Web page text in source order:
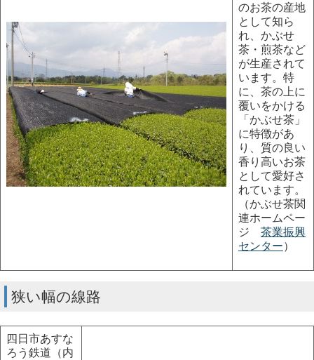
のお茶の産地
として知ら
れ、かぶせ
茶・煎茶など
が生産されて
います。特
に、茶の上に
覆いをかける
「かぶせ茶」
に特徴があ
り、質の良い
香り高いお茶
として愛好さ
れています。
（かぶせ茶関
連ホームペー
ジ 茶業振興
センター）
狭い幅の線路
四日市あすな
ろう鉄道（内